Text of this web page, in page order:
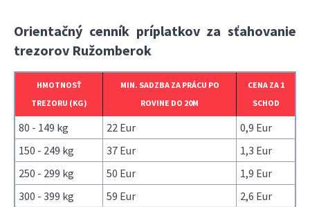
Orientačný cenník príplatkov za sťahovanie
trezorov Ružomberok
HMOTNOSŤ
TREZORU (KG)
MIN. SADZBA ZA PRÁCU PO
ROVINE DO 20M
CENA ZA 1
SCHOD
80 - 149 kg 22 Eur
0,9 Eur
150 - 249 kg
37 Eur
1,3 Eur
250 - 299 kg
50 Eur
1,9 Eur
300 - 399 kg
59 Eur
2,6 Eur